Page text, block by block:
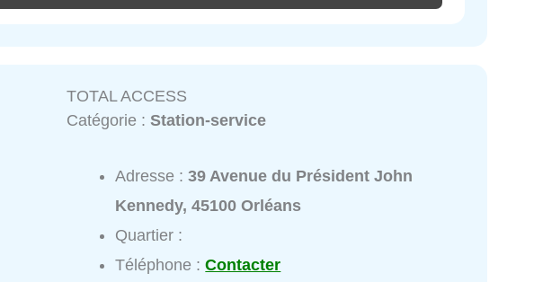
TOTAL ACCESS
Catégorie :Station-service
Adresse :39 Avenue du Président John
Kennedy, 45100 Orléans
Quartier :
Téléphone :Contacter